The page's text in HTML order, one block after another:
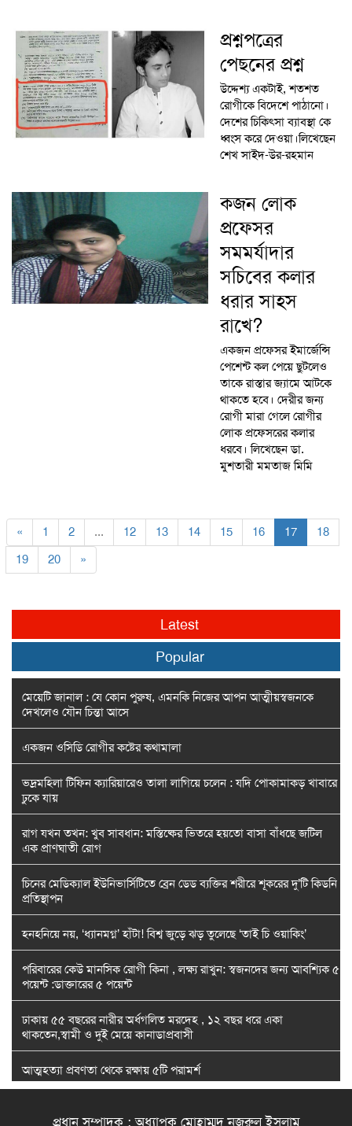
প্রশ্নপত্রের
পেছনের প্রশ্ন
উদ্দেশ্য একটাই, শতশত
রোগীকে বিদেশে পাঠানো।
দেশের চিকিৎসা ব্যাবস্থা কে
ধ্বংস করে দেওয়া।লিখেছেন
শেখ সাইদ-উর-রহমান
কজন লোক
প্রফেসর
সমমর্যাদার
সচিবের কলার
ধরার সাহস
রাখে?
একজন প্রফেসর ইমার্জেন্সি
পেশেন্ট কল পেয়ে ছুটলেও
তাকে রাস্তার জ্যামে আটকে
থাকতে হবে। দেরীর জন্য
রোগী মারা গেলে রোগীর
লোক প্রফেসরের কলার
ধরবে। লিখেছেন ডা.
মুশতারী মমতাজ মিমি
« 1 2 ... 12 13 14 15 16 17
18
19
20 »
Latest
Popular
মেয়েটি জানাল : যে কোন পুরুষ, এমনকি নিজের আপন আত্মীয়স্বজনকে
দেখলেও যৌন চিন্তা আসে
একজন ওসিডি রোগীর কষ্টের কথামালা
ভদ্রমহিলা টিফিন ক্যারিয়ারেও তালা লাগিয়ে চলেন : যদি পোকামাকড় খাবারে
ঢুকে যায়
রাগ যখন তখন: খুব সাবধান: মস্তিষ্কের ভিতরে হয়তো বাসা বাঁধছে জটিল
এক প্রাণঘাতী রোগ
চিনের মেডিক্যাল ইউনিভার্সিটিতে ব্রেন ডেড ব্যক্তির শরীরে শূকরের দু’টি কিডনি
প্রতিস্থাপন
হনহনিয়ে নয়, ‘ধ্যানমগ্ন’ হাঁটা! বিশ্ব জুড়ে ঝড় তুলেছে ‘তাই চি ওয়াকিং’
পরিবারের কেউ মানসিক রোগী কিনা , লক্ষ্য রাখুন: স্বজনদের জন্য আবশ্যিক ৫
পয়েন্ট :ডাক্তারের ৫ পয়েন্ট
ঢাকায় ৫৫ বছরের নারীর অর্ধগলিত মরদেহ , ১২ বছর ধরে একা
থাকতেন,স্বামী ও দুই মেয়ে কানাডাপ্রবাসী
আত্মহত্যা প্রবণতা থেকে রক্ষায় ৫টি পরামর্শ
নিলেন বাপ্পা সরকার
প্রধান সম্পাদক : অধ্যাপক মোহাম্মদ নজরুল ইসলাম